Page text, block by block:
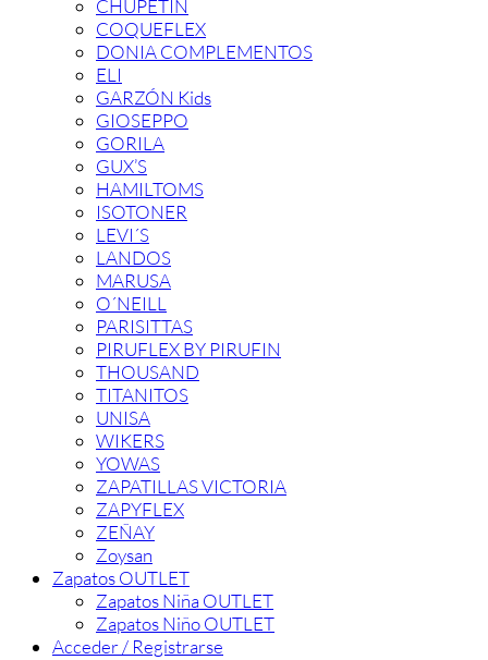
CHUPETIN
COQUEFLEX
DONIA COMPLEMENTOS
ELI
GARZÓN Kids
GIOSEPPO
GORILA
GUX’S
HAMILTOMS
ISOTONER
LEVI´S
LANDOS
MARUSA
O´NEILL
PARISITTAS
PIRUFLEX BY PIRUFIN
THOUSAND
TITANITOS
UNISA
WIKERS
YOWAS
ZAPATILLAS VICTORIA
ZAPYFLEX
ZEÑAY
Zoysan
Zapatos OUTLET
Zapatos Niña OUTLET
Zapatos Niño OUTLET
Acceder / Registrarse